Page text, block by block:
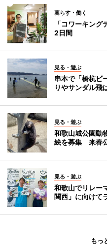
暮らす・働く
「コワーキン
2日間
見る・遊ぶ
串本で「橋杭ビ
りやサンダル飛
見る・遊ぶ
和歌山城公園動
絵を募集 来春
見る・遊ぶ
和歌山でリレー
関西」に向けて
もっ